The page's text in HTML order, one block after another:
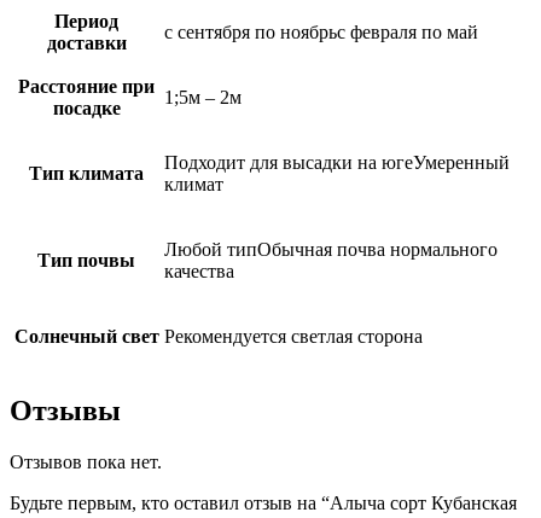
Период
доставки
с сентября по ноябрьс февраля по май
Расстояние при
посадке
1;5м – 2м
Тип климата
Подходит для высадки на югеУмеренный
климат
Тип почвы
Любой типОбычная почва нормального
качества
Солнечный свет Рекомендуется светлая сторона
Отзывы
Отзывов пока нет.
Будьте первым, кто оставил отзыв на “Алыча сорт Кубанская